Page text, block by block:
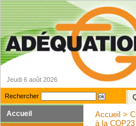
Jeudi 6 août 2026
Rechercher
Accueil
Accueil >
à la